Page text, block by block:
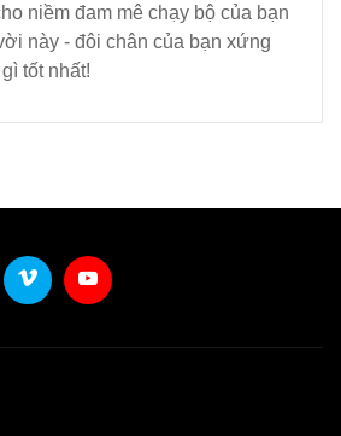
niềm đam mê chạy bộ của bạn
này - đôi chân của bạn xứng
tốt nhất!